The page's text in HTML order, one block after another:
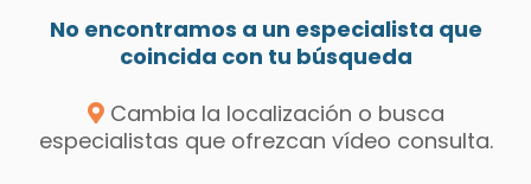
No encontramos a un especialista que
coincida con tu búsqueda
Cambia la localización o busca
especialistas que ofrezcan vídeo consulta.